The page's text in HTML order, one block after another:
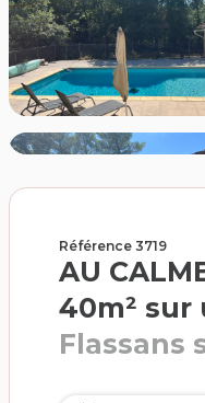
Référence 3719
AU
40m²
Flassans